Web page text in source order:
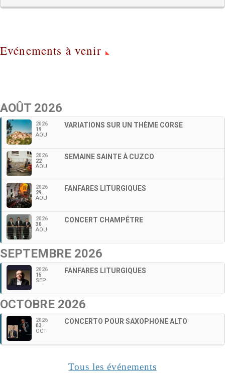
Evénements à venir
AOÛT 2026
2026
19
AOU
VARIATIONS SUR UN THÈME CORSE
2026
22
AOU
SEMAINE SAINTE À CUZCO
2026
29
AOU
FANFARES LITURGIQUES
2026
30
AOU
CONCERT CHAMPÊTRE
SEPTEMBRE 2026
2026
15
SEP
FANFARES LITURGIQUES
OCTOBRE 2026
2026
03
OCT
CONCERTO POUR SAXOPHONE ALTO
Tous les événements